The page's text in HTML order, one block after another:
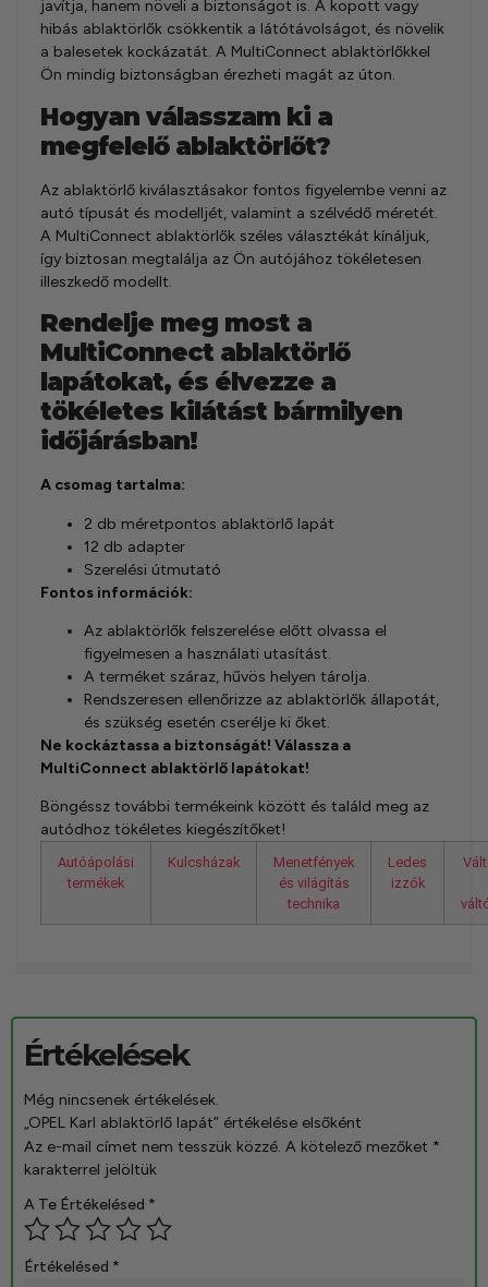
javítja, hanem növeli a biztonságot is. A kopott vagy
hibás ablaktörlők csökkentik a látótávolságot, és növelik
a balesetek kockázatát. A MultiConnect ablaktörlőkkel
Ön mindig biztonságban érezheti magát az úton.
Hogyan válasszam ki a
megfelelő ablaktörlőt?
Az ablaktörlő kiválasztásakor fontos figyelembe venni az
autó típusát és modelljét, valamint a szélvédő méretét.
A MultiConnect ablaktörlők széles választékát kínáljuk,
így biztosan megtalálja az Ön autójához tökéletesen
illeszkedő modellt.
Rendelje meg most a
MultiConnect ablaktörlő
lapátokat, és élvezze a
tökéletes kilátást bármilyen
időjárásban!
A csomag tartalma:
2 db méretpontos ablaktörlő lapát
12 db adapter
Szerelési útmutató
Fontos információk:
Az ablaktörlők felszerelése előtt olvassa el
figyelmesen a használati utasítást.
A terméket száraz, hűvös helyen tárolja.
Rendszeresen ellenőrizze az ablaktörlők állapotát,
és szükség esetén cserélje ki őket.
Ne kockáztassa a biztonságát! Válassza a
MultiConnect ablaktörlő lapátokat!
Böngéssz további termékeink között és találd meg az
autódhoz tökéletes kiegészítőket!
Autóápolási
termékek
Kulcsházak
Menetfények
és világítás
technika
Ledes
izzók
Értékelések
Még nincsenek értékelések.
„OPEL Karl ablaktörlő lapát” értékelése elsőként
Az e-mail címet nem tesszük közzé. A kötelező mezőket *
karakterrel jelöltük
A Te Értékelésed *
Értékelésed *